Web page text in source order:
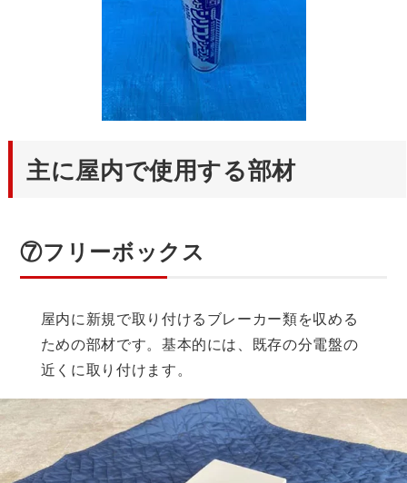
主に屋内で使用する部材
⑦フリーボックス
屋内に新規で取り付けるブレーカー類を収める
ための部材です。基本的には、既存の分電盤の
近くに取り付けます。